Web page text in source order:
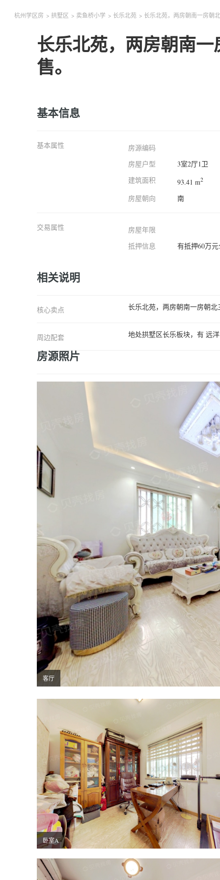
杭州学区房 >拱墅区 > 卖鱼桥小学 >长乐北苑 >长乐北苑，两房朝南一房朝
长乐北苑，两房朝南
售。
基本信息
基本属性
房源编码
房屋户型
3室2厅1卫
建筑面积
93.41 m2
房屋朝向 南
交易属性
房屋年限
抵押信息
有抵押60万
相关说明
核心卖点 长乐北苑，两房朝南一房朝
周边配套 地处拱墅区长乐板块，有 远
房源照片
客厅
卧室A